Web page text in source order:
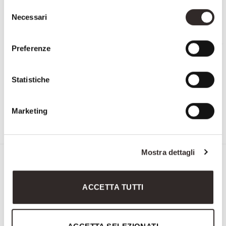
delNecessari
Preferenze
Statistiche
Marketing
Mostra dettagli
ACCETTA TUTTI
3239